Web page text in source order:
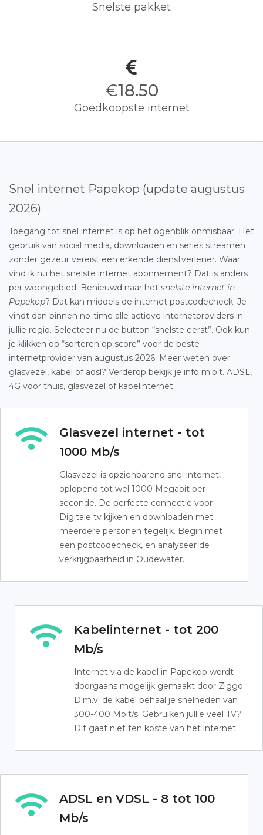
Snelste pakket
€18.50
Goedkoopste internet
Snel internet Papekop (update augustus
2026)
Toegang tot snel internet is op het ogenblik onmisbaar. Het
gebruik van social media, downloaden en series streamen
zonder gezeur vereist een erkende dienstverlener. Waar
vind ik nu het snelste internet abonnement? Dat is anders
per woongebied. Benieuwd naar het snelste internet in
Papekop? Dat kan middels de internet postcodecheck. Je
vindt dan binnen no-time alle actieve internetproviders in
jullie regio. Selecteer nu de button “snelste eerst”. Ook kun
je klikken op “sorteren op score” voor de beste
internetprovider van augustus 2026. Meer weten over
glasvezel, kabel of adsl? Verderop bekijk je info m.b.t. ADSL,
4G voor thuis, glasvezel of kabelinternet.
Glasvezel internet - tot
1000 Mb/s
Glasvezel is opzienbarend snel internet,
oplopend tot wel 1000 Megabit per
seconde. De perfecte connectie voor
Digitale tv kijken en downloaden met
meerdere personen tegelijk. Begin met
een postcodecheck, en analyseer de
verkrijgbaarheid in Oudewater.
Kabelinternet - tot 200
Mb/s
Internet via de kabel in Papekop wordt
doorgaans mogelijk gemaakt door Ziggo.
D.m.v. de kabel behaal je snelheden van
300-400 Mbit/s. Gebruiken jullie veel TV?
Dit gaat niet ten koste van het internet.
ADSL en VDSL - 8 tot 100
Mb/s